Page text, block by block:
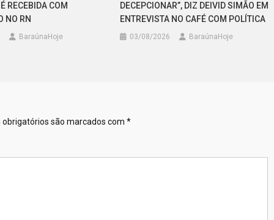
RECEBIDA COM
NO RN
BaraúnaHoje
DECEPCIONAR”, DIZ DEIVID SIMÃO EM
ENTREVISTA NO CAFÉ COM POLÍTICA
03/08/2026 BaraúnaHoje
obrigatórios são marcados com *